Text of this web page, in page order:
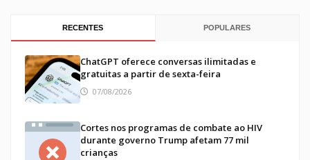
RECENTES POPULARES
ChatGPT oferece conversas ilimitadas e
gratuitas a partir de sexta-feira
07/08/2026
Cortes nos programas de combate ao HIV
durante governo Trump afetam 77 mil
crianças